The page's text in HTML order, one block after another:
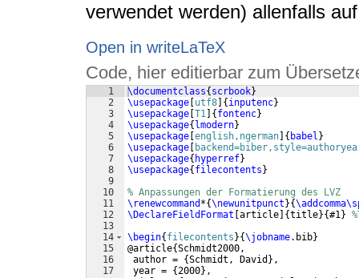
verwendet werden) allenfalls
Open in writeLaTeX
Code, hier editierbar zum
1
2
3
4
5
6
7
8
9
10
11
12
13
14
15
16
17
\documentclass{ scrbook}
\usepackage utf8 { inputenc}
\usepackage T1 { fontenc}
\usepackage{ lmodern}
\usepackage english,ngerman { babel }
\usepackage
\usepackage{ hyperref}
\usepackage{ filecontents }
% Anpassungen der Formatierung des LVZ
\renewcommand *{\newunitpunct }{
\DeclareFieldFormat article {title}{#1}
\begin{ filecontents }{\jobname.bib}
@article{Schmidt2000,
author = {Schmidt, David } ,
year = {2000} ,